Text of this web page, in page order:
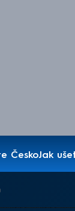
ČeskoJak